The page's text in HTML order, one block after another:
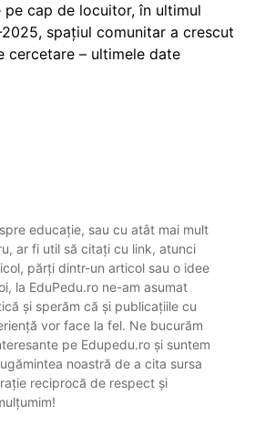
cap de locuitor, în ultimul
spațiul comunitar a crescut
cercetare – ultimele date
educație, sau cu atât mai mult
ar fi util să citați cu link, atunci
părți dintr-un articol sau o idee
la EduPedu.ro ne-am asumat
și sperăm că și publicațiile cu
vor face la fel. Ne bucurăm
pe Edupedu.ro și suntem
noastră de a cita sursa
reciprocă de respect și